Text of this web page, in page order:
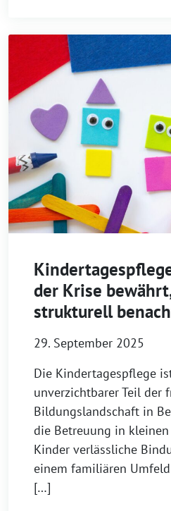
der Krise
strukturell
29. September 2025
Die Kindertagespflege
unverzichtbarer Teil der
Bildungslandschaft in
die Betreuung in
Kinder verlässliche
einem familiären
[…]